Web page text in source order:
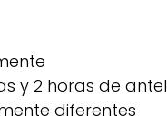
y 2 horas de
diferentes